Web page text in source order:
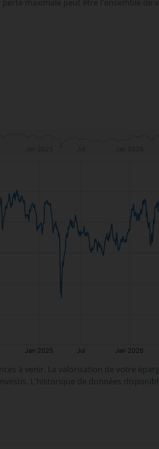
maximale peut être l'ensemble de
à venir. La valorisation de votre
L'historique de données